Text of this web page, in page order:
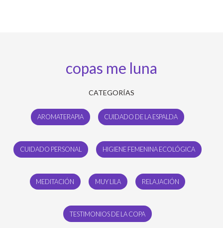
copas me luna
CATEGORÍAS
AROMATERAPIA CUIDADO DE LA ESPALDA
CUIDADO PERSONAL HIGIENE FEMENINA ECOLÓGICA
MEDITACIÓN MUY LILA RELAJACIÓN
TESTIMONIOS DE LA COPA